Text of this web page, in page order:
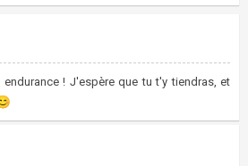
! J'espère que tu t'y tiendras, et